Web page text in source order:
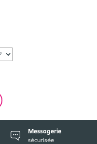
Messagerie
sécurisée